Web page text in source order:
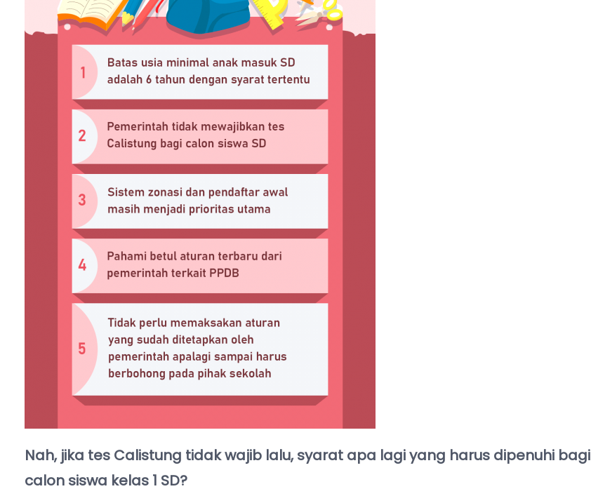
Nah, jika tes Calistung tidak wajib lalu, syarat apa lagi yang harus dipenuhi bagi
calon siswa kelas 1 SD?